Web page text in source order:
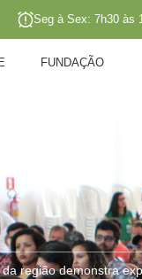
Seg à Sex: 7h30 às
FUNDAÇÃO
região demonstra